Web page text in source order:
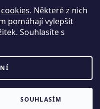
cookies. Některé z nich
pomáhají vylepšit
Souhlasíte s
SOUHLASÍM
JE SPOLECNOST PAK
25774701.